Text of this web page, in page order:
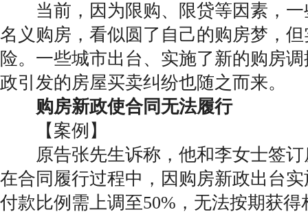
当前，因为限购、限贷等因素，一
名义购房，看似圆了自己的购房梦，
险。一些城市出台、实施了新的购房
政引发的房屋买卖纠纷也随之而来。
购房新政使合同无法履行
【案例】
原告张先生诉称，他和李女士签订
在合同履行过程中，因购房新政出台
付款比例需上调至50%，无法按期获